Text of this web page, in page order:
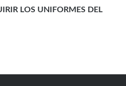
LOS UNIFORMES DEL